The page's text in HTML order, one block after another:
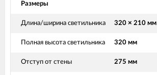
Размеры
Длина/ширина светильника 320 × 210 мм
Полная высота светильника 320 мм
Отступ от стены 275 мм